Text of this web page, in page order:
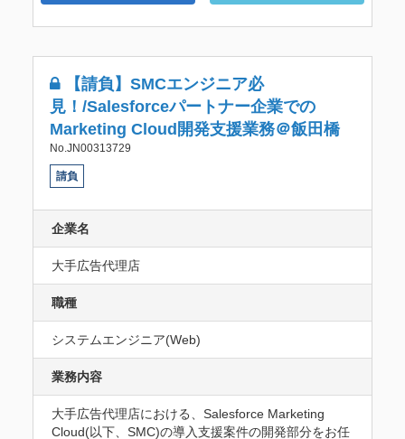
【請負】SMCエンジニア必
見！/Salesforceパートナー企業での
Marketing Cloud開発支援業務＠飯田橋
No.JN00313729
請負
企業名
大手広告代理店
職種
システムエンジニア(Web)
業務内容
大手広告代理店における、Salesforce Marketing
Cloud(以下、SMC)の導入支援案件の開発部分をお任